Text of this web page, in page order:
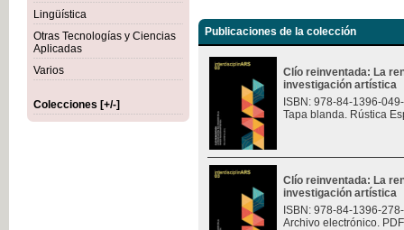
Lingüística
Otras Tecnologías y Ciencias
Aplicadas
Varios
Colecciones [+/-]
Publicaciones de la colección
Clío reinventada: La
investigación artística
ISBN: 978-84-1396-
Tapa blanda. Rústica
Clío reinventada: La
investigación artística
ISBN: 978-84-1396-
Archivo electrónico.